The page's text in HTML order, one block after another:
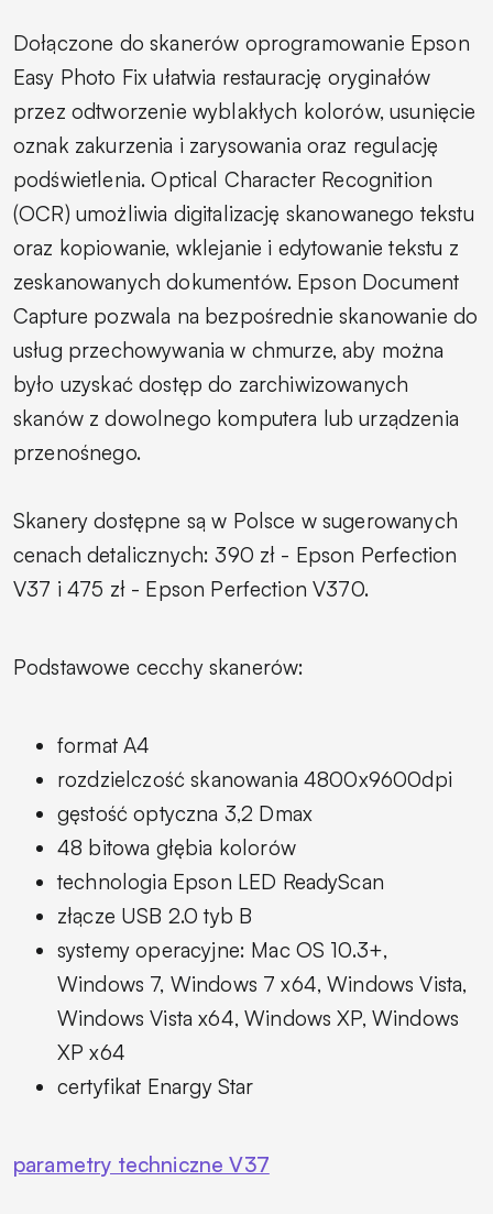
Dołączone do skanerów oprogramowanie Epson
Easy Photo Fix ułatwia restaurację oryginałów
przez odtworzenie wyblakłych kolorów, usunięcie
oznak zakurzenia i zarysowania oraz regulację
podświetlenia. Optical Character Recognition
(OCR) umożliwia digitalizację skanowanego tekstu
oraz kopiowanie, wklejanie i edytowanie tekstu z
zeskanowanych dokumentów. Epson Document
Capture pozwala na bezpośrednie skanowanie do
usług przechowywania w chmurze, aby można
było uzyskać dostęp do zarchiwizowanych
skanów z dowolnego komputera lub urządzenia
przenośnego.
Skanery dostępne są w Polsce w sugerowanych
cenach detalicznych: 390 zł - Epson Perfection
V37 i 475 zł - Epson Perfection V370.
Podstawowe cecchy skanerów:
format A4
rozdzielczość skanowania 4800x9600dpi
gęstość optyczna 3,2 Dmax
48 bitowa głębia kolorów
technologia Epson LED ReadyScan
złącze USB 2.0 tyb B
systemy operacyjne: Mac OS 10.3+,
Windows 7, Windows 7 x64, Windows Vista,
Windows Vista x64, Windows XP, Windows
XP x64
certyfikat Enargy Star
parametry techniczne V37